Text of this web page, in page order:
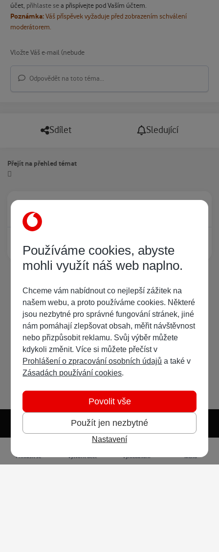
účet, přihlaste sea přispívejte pod Vaším účtem.
Poznámka:Váš příspěvek vyžaduje před zobrazením schválení
moderátorem.
Odpovědět na toto téma...
Sdílet Sledující
Přejít na přehled témat
Žádný registrovaný uživatel si neprohlíží tuto stránku
Světlý režim Předvolba systému
Přihlásit se Vytvořit účet Vyhledávání Menu
Používáme cookies, abyste
mohli využít náš web naplno.
Chceme vám nabídnout co nejlepší zážitek na
našem webu, a proto používáme cookies. Některé
jsou nezbytné pro správné fungování stránek, jiné
nám pomáhají zlepšovat obsah, měřit návštěvnost
nebo přizpůsobit reklamu. Svůj výběr můžete
kdykoli změnit. Více si můžete přečíst v
Prohlášení o zpracování osobních údajů a také v
Zásadách používání cookies.
Použít jen nezbytné
Povolit vše
Nastavení